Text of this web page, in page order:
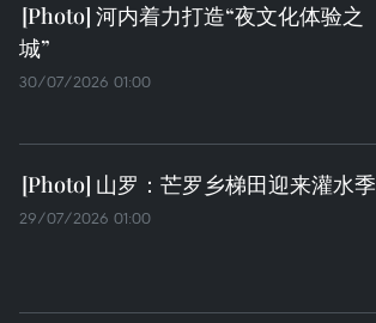
河内着力打造“夜文化体验之
城”
30/07/2026 01:00
山罗：芒罗乡梯田迎来灌水季
29/07/2026 01:00